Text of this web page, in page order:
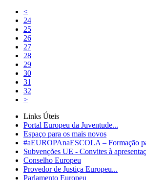
<
24
25
26
27
28
29
30
31
32
>
Links Úteis
Portal Europeu da Juventude...
Espaço para os mais novos
#aEUROPAnaESCOLA – Formação
Subvenções UE - Convites à
Conselho Europeu
Provedor de Justiça Europeu...
Parlamento Europeu